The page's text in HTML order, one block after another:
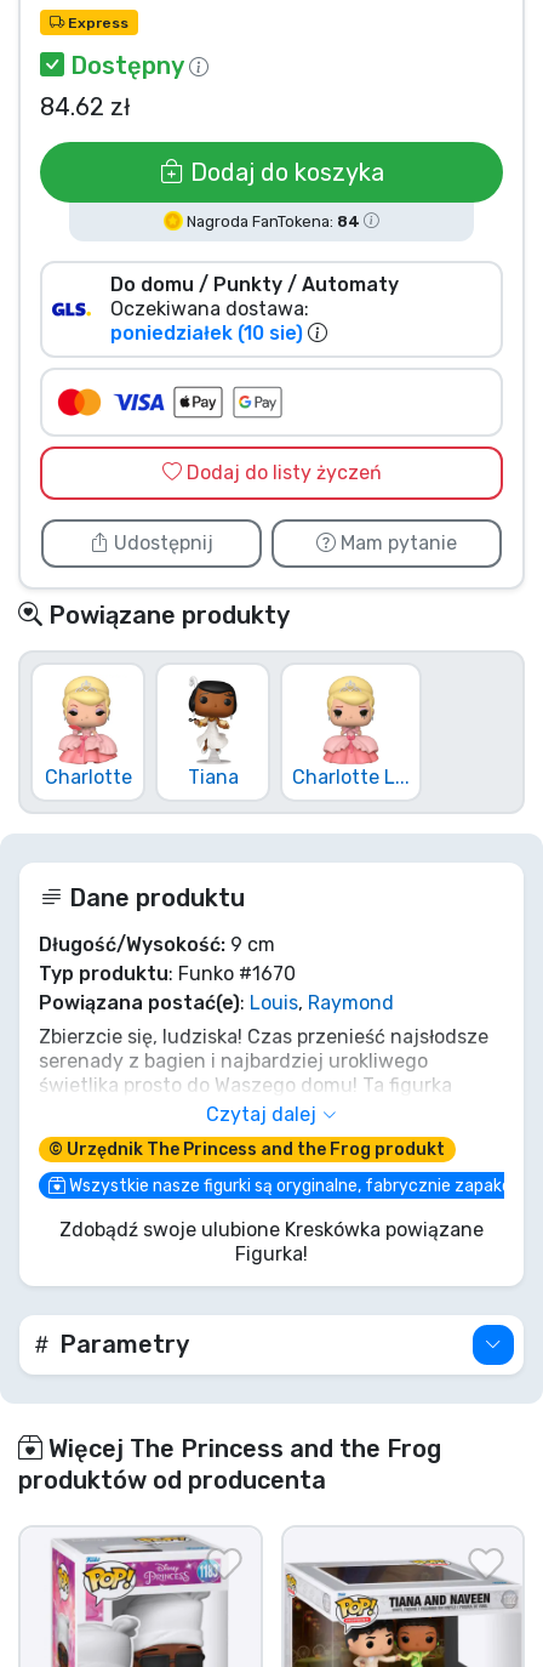
Express
Dostępny
84.62 zł
Dodaj do koszyka
Nagroda FanTokena: 84
Do domu / Punkty / Automaty
Oczekiwana dostawa:
poniedziałek (10 sie)
Dodaj do listy życzeń
Udostępnij Mam pytanie
Powiązane produkty
Charlotte Tiana Charlotte L...
Dane produktu
Długość/Wysokość: 9 cm
Typ produktu: Funko #1670
Powiązana postać(e): Louis, Raymond
Zbierzcie się, ludziska! Czas przenieść najsłodsze
serenady z bagien i najbardziej urokliwego
świetlika prosto do Waszego domu! Ta figurka
Funko POP! Louisa z Raymondem to nie tylko
gadżet; to kawałek magii Nowego Orleanu.
Wyobraźcie sobie jazzowe nuty Louisa,
wypełniające Waszą kolekcję, podczas gdy
Raymond, Wasz mały wielbiciel 'Evangeline', dodaje
iskierki prawdziwej miłości. Nie pozwólcie, by ta
dwójka odpłynęła jak lilia wodna po Missisipi –
Czytaj dalej
© Urzędnik The Princess and the Frog produkt
Wszystkie nasze figurki są oryginalne, fabrycznie
Zdobądź swoje ulubione Kreskówka powiązane
Figurka!
Parametry
Więcej The Princess and the Frog
produktów od producenta
Typy produktów
Marki